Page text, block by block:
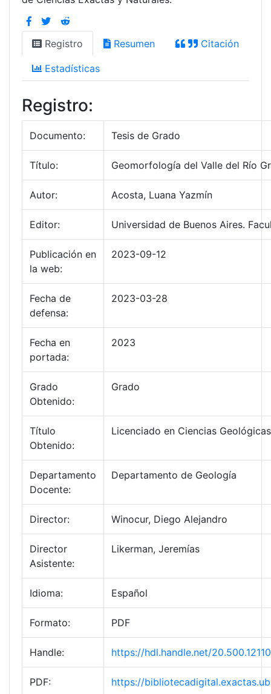
Registro Resumen Citación
Estadísticas
Registro:
Documento: Tesis de Grado
Título: Geomorfología del Valle del Río
Autor: Acosta, Luana Yazmín
Editor: Universidad de Buenos Aires.
Publicación en
la web:
2023-09-12
Fecha de
defensa:
2023-03-28
Fecha en
portada:
2023
Grado
Obtenido:
Grado
Título
Obtenido:
Licenciado en Ciencias Geológicas
Departamento
Docente:
Departamento de Geología
Director: Winocur, Diego Alejandro
Director
Asistente:
Likerman, Jeremías
Idioma: Español
Formato: PDF
Handle: https://hdl.handle.net/
PDF: https://